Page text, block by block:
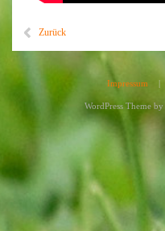
Zurück
Impressum
WordPress Theme by